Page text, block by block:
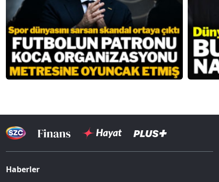
Haberler